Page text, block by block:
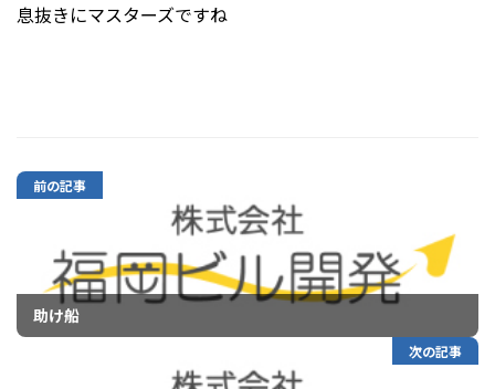
息抜きにマスターズですね
前の記事
助け船
次の記事